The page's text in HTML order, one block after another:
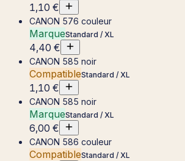
1,10 €
CANON 576 couleur
MarqueStandard / XL
4,40 €
CANON 585 noir
CompatibleStandard / XL
1,10 €
CANON 585 noir
MarqueStandard / XL
6,00 €
CANON 586 couleur
CompatibleStandard / XL